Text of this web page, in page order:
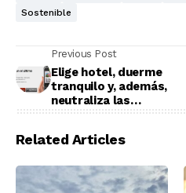
Sostenible
Previous Post
Elige hotel, duerme
tranquilo y, además,
neutraliza las
Related Articles